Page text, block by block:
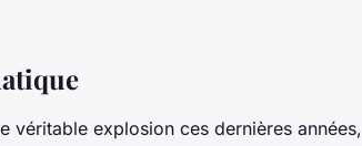
véritable explosion ces dernières années,